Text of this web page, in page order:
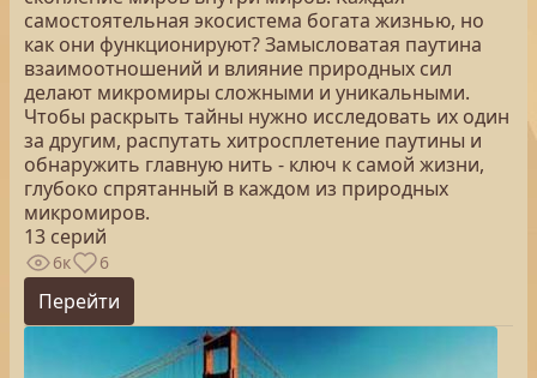
самостоятельная экосистема богата жизнью, но
как они функционируют? Замысловатая паутина
взаимоотношений и влияние природных сил
делают микромиры сложными и уникальными.
Чтобы раскрыть тайны нужно исследовать их один
за другим, распутать хитросплетение паутины и
обнаружить главную нить - ключ к самой жизни,
глубоко спрятанный в каждом из природных
микромиров.
13 серий
6к 6
Перейти